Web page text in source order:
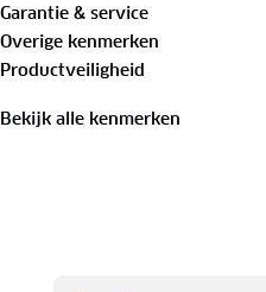
In de set vind je beugels
een convexe groothoek en
caravanspiegels bieden
fabrieksgarantie van vijf
betrouwbaarheid.
Garantie & service
Overige kenmerken
Productveiligheid
Bekijk alle kenmerken